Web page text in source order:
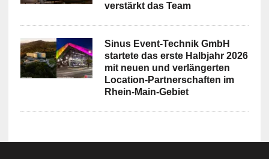
verstärkt das Team
Sinus Event-Technik GmbH
startete das erste Halbjahr 2026
mit neuen und verlängerten
Location-Partnerschaften im
Rhein-Main-Gebiet